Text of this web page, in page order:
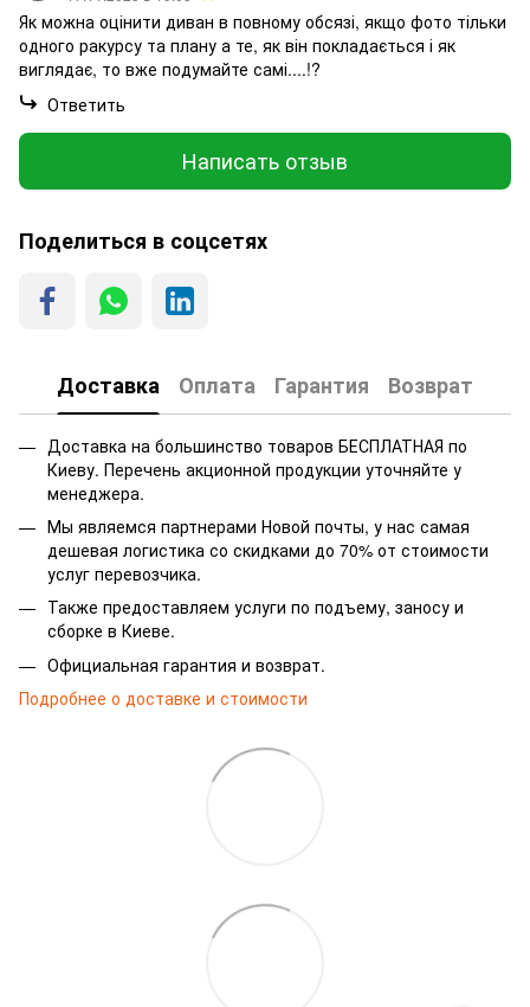
Як можна оцінити диван в повному обсязі, якщо фото тільки
одного ракурсу та плану а те, як він покладається і як
виглядає, то вже подумайте самі....!?
Ответить
Написать отзыв
Поделиться в соцсетях
Доставка Оплата Гарантия Возврат
Доставка на большинство товаров БЕСПЛАТНАЯ по
Киеву. Перечень акционной продукции уточняйте у
менеджера.
Мы являемся партнерами Новой почты, у нас самая
дешевая логистика со скидками до 70% от стоимости
услуг перевозчика.
Также предоставляем услуги по подъему, заносу и
сборке в Киеве.
Официальная гарантия и возврат.
Подробнее о доставке и стоимости